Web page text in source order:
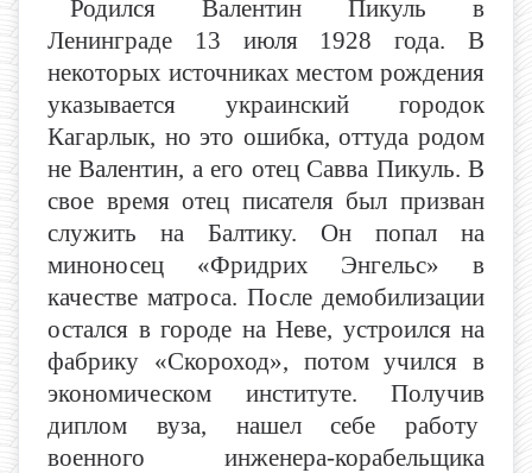
Родился Валентин Пикуль в
Ленинграде 13 июля 1928 года. В
некоторых источниках местом рождения
указывается украинский городок
Кагарлык, но это ошибка, оттуда родом
не Валентин, а его отец Савва Пикуль. В
свое время отец писателя был призван
служить на Балтику. Он попал на
миноносец «Фридрих Энгельс» в
качестве матроса. После демобилизации
остался в городе на Неве, устроился на
фабрику «Скороход», потом учился в
экономическом институте. Получив
диплом вуза, нашел себе работу
военного инженера-корабельщика